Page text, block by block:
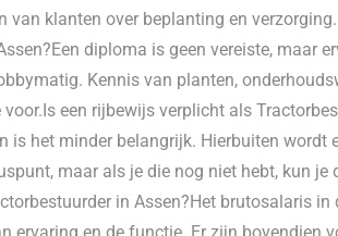
van klanten over beplanting en
diploma is geen vereiste, maar
Kennis van planten,
een rijbewijs verplicht als
is het minder belangrijk. Hierbuiten wordt
maar als je die nog niet hebt, kun je
in Assen?Het brutosalaris in